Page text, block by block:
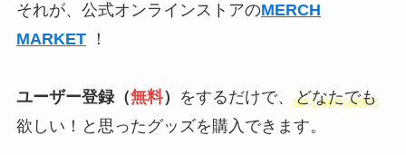
それが、公式オンラインストアのMERCH
MARKET！
ユーザー登録（無料） をするだけで、 どなたでも
欲しい！と思ったグッズを購入できます。